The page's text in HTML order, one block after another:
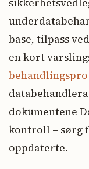
base, tilpass
en kort
dokumentene
kontroll – sørg
oppdaterte.